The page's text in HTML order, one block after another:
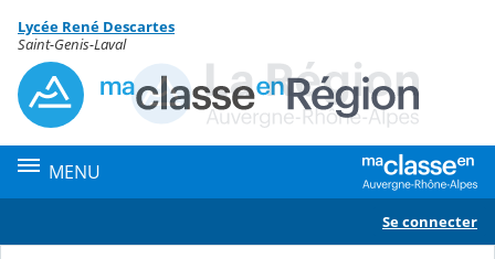
Contenu
Lycée René Descartes
Saint-Genis-Laval
MENU
Se connecter